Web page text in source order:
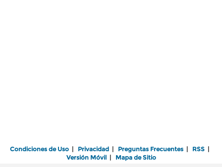
Condiciones de Uso | Privacidad | Preguntas Frecuentes | RSS |
Versión Móvil| Mapa de Sitio